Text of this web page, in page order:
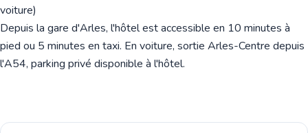
voiture)
Depuis la gare d'Arles, l'hôtel est accessible en 10 minutes à
pied ou 5 minutes en taxi. En voiture, sortie Arles-Centre depuis
l'A54, parking privé disponible à l'hôtel.